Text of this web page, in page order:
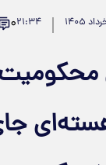
۲۱:۳۴۰